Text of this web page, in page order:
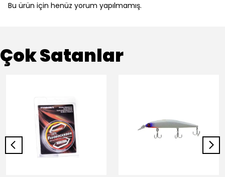
Bu ürün için henüz yorum yapılmamış.
Çok Satanlar